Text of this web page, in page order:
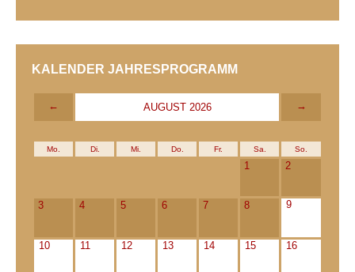
KALENDER JAHRESPROGRAMM
← AUGUST 2026 →
Mo. Di. Mi. Do. Fr. Sa. So.
1 2
3 4 5 6 7 8 9
10 11 12 13 14 15 16